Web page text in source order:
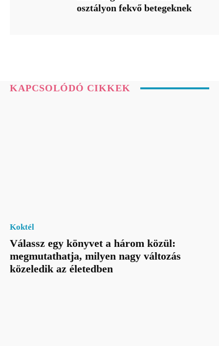
osztályon fekvő betegeknek
KAPCSOLÓDÓ CIKKEK
Koktél
Válassz egy könyvet a három közül:
megmutathatja, milyen nagy változás
közeledik az életedben